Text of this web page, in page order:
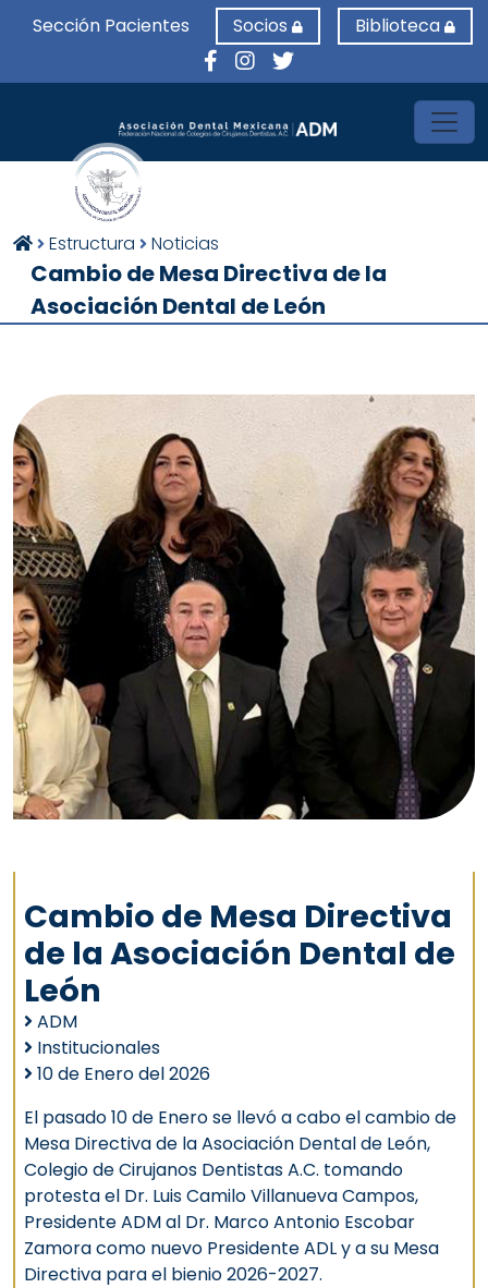
Sección Pacientes Socios Biblioteca
Estructura Noticias
Cambio de Mesa Directiva de la
Asociación Dental de León
Cambio de Mesa Directiva
de la Asociación Dental de
León
ADM
Institucionales
10 de Enero del 2026
El pasado 10 de Enero se llevó a cabo el cambio de
Mesa Directiva de la Asociación Dental de León,
Colegio de Cirujanos Dentistas A.C. tomando
protesta el Dr. Luis Camilo Villanueva Campos,
Presidente ADM al Dr. Marco Antonio Escobar
Zamora como nuevo Presidente ADL y a su Mesa
Directiva para el bienio 2026-2027.